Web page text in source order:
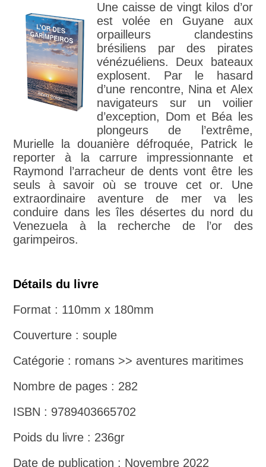
Une caisse de vingt kilos d’or
est volée en Guyane aux
orpailleurs clandestins
brésiliens par des pirates
vénézuéliens. Deux bateaux
explosent. Par le hasard
d’une rencontre, Nina et Alex
navigateurs sur un voilier
d’exception, Dom et Béa les
plongeurs de l’extrême,
Murielle la douanière défroquée, Patrick le
reporter à la carrure impressionnante et
Raymond l’arracheur de dents vont être les
seuls à savoir où se trouve cet or. Une
extraordinaire aventure de mer va les
conduire dans les îles désertes du nord du
Venezuela à la recherche de l’or des
garimpeiros.
Détails du livre
Format : 110mm x 180mm
Couverture : souple
Catégorie : romans >> aventures maritimes
Nombre de pages : 282
ISBN : 9789403665702
Poids du livre : 236gr
Date de publication : Novembre 2022